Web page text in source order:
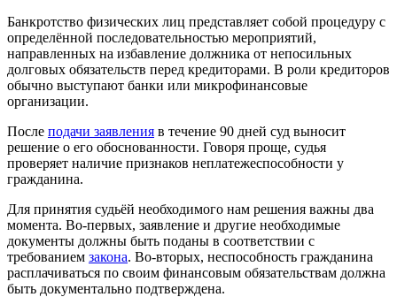
Банкротство физических лиц представляет собой процедуру с
определённой последовательностью мероприятий,
направленных на избавление должника от непосильных
долговых обязательств перед кредиторами. В роли кредиторов
обычно выступают банки или микрофинансовые
организации.
После подачи заявления в течение 90 дней суд выносит
решение о его обоснованности. Говоря проще, судья
проверяет наличие признаков неплатежеспособности у
гражданина.
Для принятия судьёй необходимого нам решения важны два
момента. Во-первых, заявление и другие необходимые
документы должны быть поданы в соответствии с
требованием закона. Во-вторых, неспособность гражданина
расплачиваться по своим финансовым обязательствам должна
быть документально подтверждена.